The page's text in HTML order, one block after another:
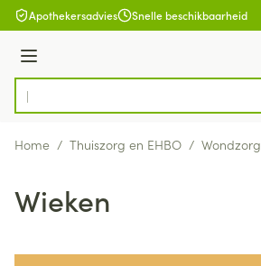
Ga naar de inhoud
Apothekersadvies Snelle beschikbaarheid
Menu
Product, merk, categorie...
Home / Thuiszorg en EHBO / Wondzorg
Wieken